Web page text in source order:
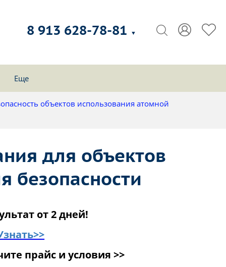
8 913 628-78-81 ▼
Еще
объектов использования атомной
для объектов
безопасности
от 2 дней!
прайс и условия >>